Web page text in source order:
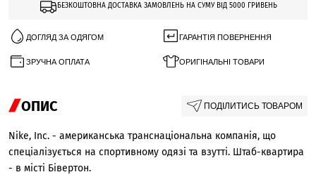
БЕЗКОШТОВНА ДОСТАВКА ЗАМОВЛЕНЬ НА СУМУ ВІД 5000 ГРИВЕНЬ
ДОГЛЯД ЗА ОДЯГОМ ГАРАНТІЯ ПОВЕРНЕННЯ
ЗРУЧНА ОПЛАТА ОРИГІНАЛЬНІ ТОВАРИ
ОПИС ПОДІЛИТИСЬ ТОВАРОМ
Nike, Inc. - американська транснаціональна компанія, що
спеціалізується на спортивному одязі та взутті. Штаб-квартира
- в місті Бівертон.